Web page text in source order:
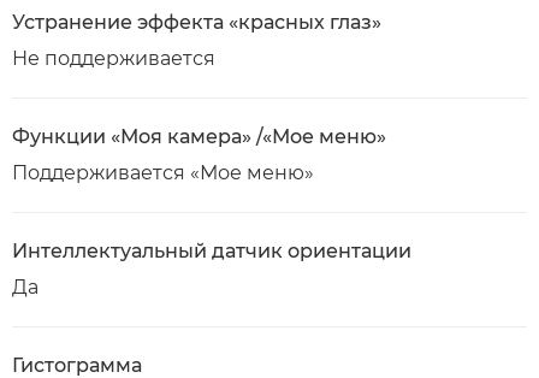
Устранение эффекта «красных глаз»
Не поддерживается
Функции «Моя камера» /«Мое меню»
Поддерживается «Мое меню»
Интеллектуальный датчик ориентации
Да
Гистограмма